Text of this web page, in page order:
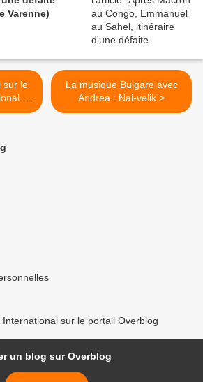
Varenne)
La musique Bulgare avec
Andrea : Nai-velik >
sur le portail Overblog
un blog sur Overblog